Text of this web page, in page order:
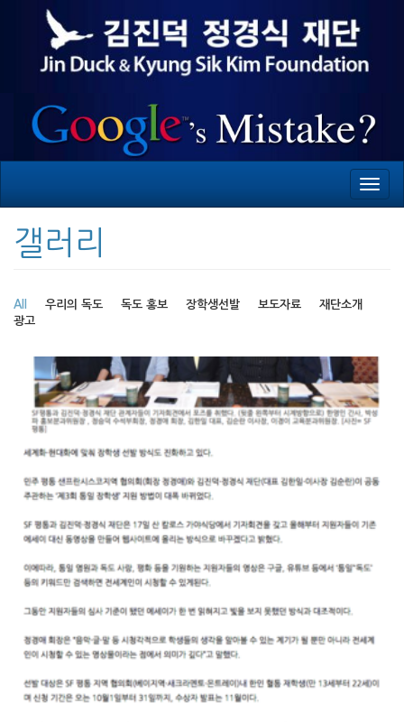
갤러리
All 우리의 독도 독도 홍보 장학생선발 보도자료
재단소개
광고